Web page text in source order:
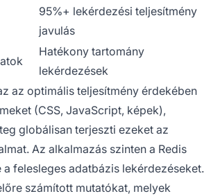
95%+ lekérdezési teljesítmény
javulás
Hatékony tartomány
lekérdezések
az optimális teljesítmény érdekében
(CSS, JavaScript, képek),
globálisan terjeszti ezeket az
Az alkalmazás szinten a Redis
felesleges adatbázis lekérdezéseket.
számított mutatókat, melyek